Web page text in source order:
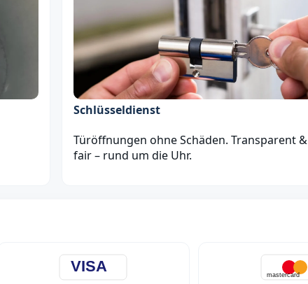
Schlüsseldienst
Türöffnungen ohne Schäden. Transparent &
fair – rund um die Uhr.
VISA mastercard